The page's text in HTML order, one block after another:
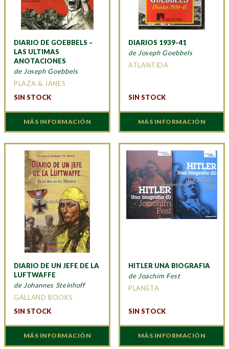
DIARIO DE GOEBBELS –
LAS ULTIMAS
ANOTACIONES
de Joseph Goebbels
PLAZA & JANES
SIN STOCK
MÁS INFORMACIÓN
DIARIOS 1939-41
de Joseph Goebbels
ATLANTIDA
SIN STOCK
MÁS INFORMACIÓN
DIARIO DE UN JEFE DE LA
LUFTWAFFE
de Johannes Steinhoff
GALLAND BOOKS
SIN STOCK
MÁS INFORMACIÓN
HITLER UNA BIOGRAFIA
de Joachim Fest
PLANETA
SIN STOCK
MÁS INFORMACIÓN